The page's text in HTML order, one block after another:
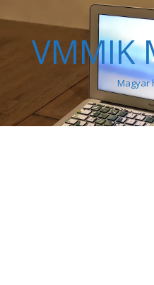
VMMIK
Magyar